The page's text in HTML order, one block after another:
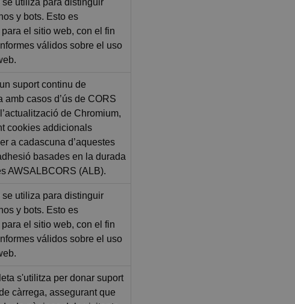
se utiliza para distinguir
y bots. Esto es
el sitio web, con el fin
válidos sobre el uso
suport continu de
amb casos d’ús de CORS
de Chromium,
cookies addicionals
a cadascuna d’aquestes
basades en la durada
AWSALBCORS (ALB).
se utiliza para distinguir
y bots. Esto es
el sitio web, con el fin
válidos sobre el uso
s'utilitza per donar suport
càrrega, assegurant que